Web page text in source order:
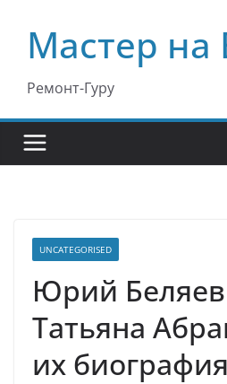
содержимому
Мастер на
Ремонт-Гуру
UNCATEGORISED
Юрий
Татьяна
их